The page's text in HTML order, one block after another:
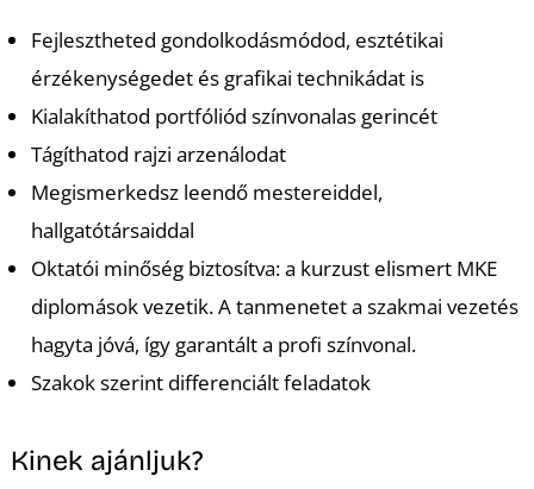
Fejlesztheted gondolkodásmódod, esztétikai
érzékenységedet és grafikai technikádat is
Kialakíthatod portfóliód színvonalas gerincét
Tágíthatod rajzi arzenálodat
Megismerkedsz leendő mestereiddel,
hallgatótársaiddal
Oktatói minőség biztosítva: a kurzust elismert MKE
diplomások vezetik. A tanmenetet a szakmai vezetés
hagyta jóvá, így garantált a profi színvonal.
Szakok szerint differenciált feladatok
Kinek ajánljuk?